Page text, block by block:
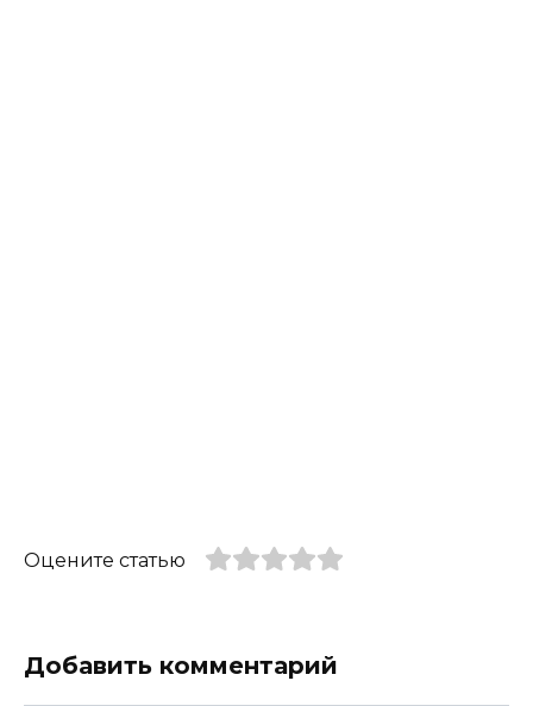
Оцените статью
Добавить комментарий